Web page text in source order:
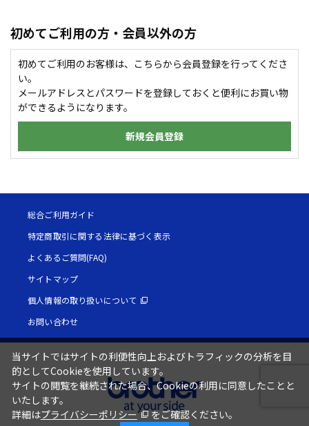
初めてご利用の方・会員以外の方
初めてご利用のお客様は、こちらから会員登録を行ってくださ
い。
メールアドレスとパスワードを登録しておくと便利にお買い物
ができるようになります。
新規会員登録
総合ご利用ガイド
特定商取引に関する法律に基づく表示
よくあるご質問(FAQ)
サイトマップ
個人情報の取り扱いについて
お問い合わせ
当サイトではサイトの利便性向上およびトラフィックの分析を目
的としてCookieを使用しています。
サイトの閲覧を継続された場合、Cookieの利用に同意したことと
いたします。
詳細はプライバシーポリシー をご確認ください。